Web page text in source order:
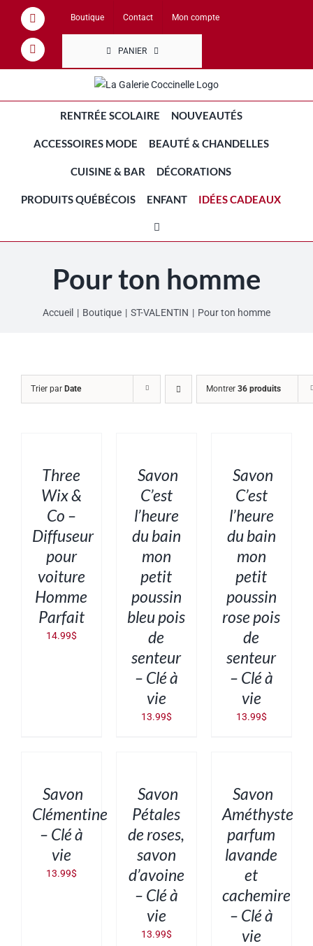
Passer
contenu
Facebook
Instagram
Boutique Contact Mon compte
PANIER
RENTRÉE SCOLAIRE NOUVEAUTÉS
ACCESSOIRES MODE BEAUTÉ & CHANDELLES
CUISINE & BAR DÉCORATIONS
PRODUITS QUÉBÉCOIS ENFANT IDÉES CADEAUX
Pour ton homme
Accueil Boutique ST-VALENTIN Pour ton homme
Trier par Date Montrer 36 produits
DÉTAILSThree
Wix &
Co –
Diffuseur
pour
voiture
Homme
Parfait
14.99$
DÉTAILSSavon
C’est
l’heure
du bain
mon
petit
poussin
bleu pois
de
senteur
– Clé à
vie
13.99$
DÉTAILSSavon
C’est
l’heure
du bain
mon
petit
poussin
rose pois
de
senteur
– Clé à
vie
13.99$
DÉTAILSSavon
Clémentine
– Clé à
vie
13.99$
DÉTAILSSavon
Pétales
de roses,
savon
d’avoine
– Clé à
vie
13.99$
DÉTAILSSavon
Améthyste
parfum
lavande
et
cachemire
– Clé à
vie